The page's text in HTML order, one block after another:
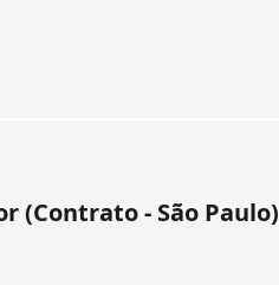
(Contrato - São Paulo)